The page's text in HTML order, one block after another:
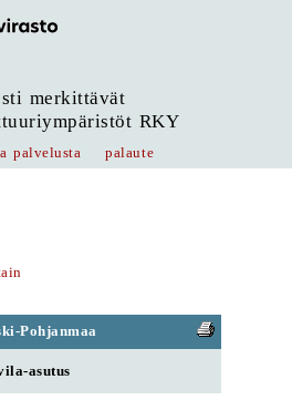
merkittävät
RKY
palvelusta palaute
Pohjanmaa
asutus